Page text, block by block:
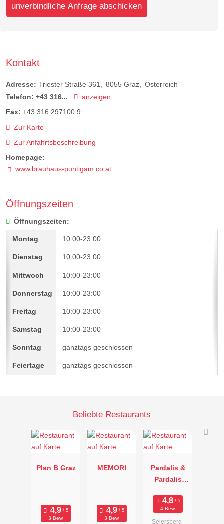
unverbindliche Anfrage abschicken
Kontakt
Adresse: Triester Straße 361 8055 Graz
Österreich
Telefon: +43 316...
anzeigen
Fax: +43 316 297100 9
Zur Karte
Zur Anfahrtsbeschreibung
Homepage:
www.brauhaus-puntigam.co.at
Öffnungszeiten
Öffnungszeiten:
10:00-23:00
10:00-23:00
10:00-23:00
10:00-23:00
10:00-23:00
10:00-23:00
ganztags geschlossen
ganztags geschlossen
Beliebte Restaurants
Plan B Graz
3 Bew.
MEMORI
3 Bew.
Pardalis &
Pardalis
Dimitra OG
4 Bew.
Seiersberg-